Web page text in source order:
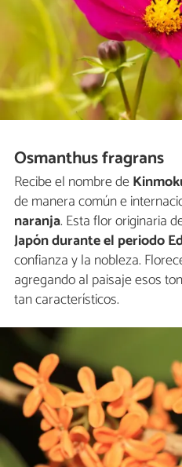
Osmanthus fragrans
Recibe el nombre de
de manera común e
naranja. Esta flor originaria
Japón durante el periodo
confianza y la nobleza.
agregando al paisaje esos
tan característicos.